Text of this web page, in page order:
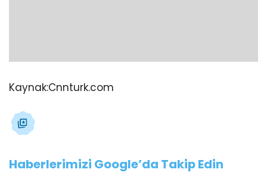
Kaynak:Cnnturk.com
Haberlerimizi Google’da Takip Edin